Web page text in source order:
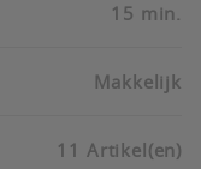
15 min.
Makkelijk
11 Artikel(en)